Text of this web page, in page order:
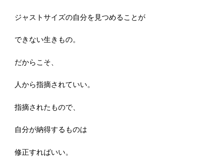
ジャストサイズの自分を見つめることが
できない生きもの。
だからこそ、
人から指摘されていい。
指摘されたもので、
自分が納得するものは
修正すればいい。